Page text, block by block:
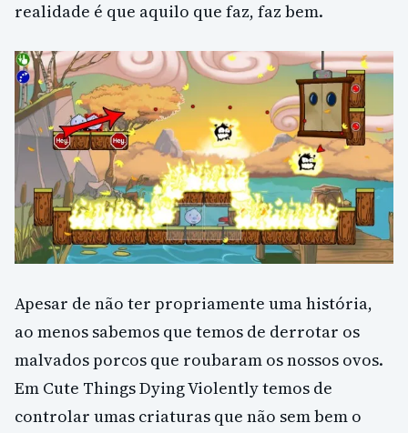
realidade é que aquilo que faz, faz bem.
Apesar de não ter propriamente uma história,
ao menos sabemos que temos de derrotar os
malvados porcos que roubaram os nossos ovos.
Em Cute Things Dying Violently temos de
controlar umas criaturas que não sem bem o